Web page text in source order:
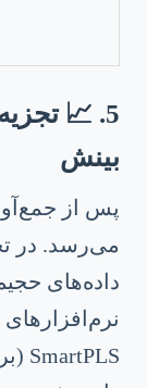
5. 📈
بینش
پس از
می‌رسد. در